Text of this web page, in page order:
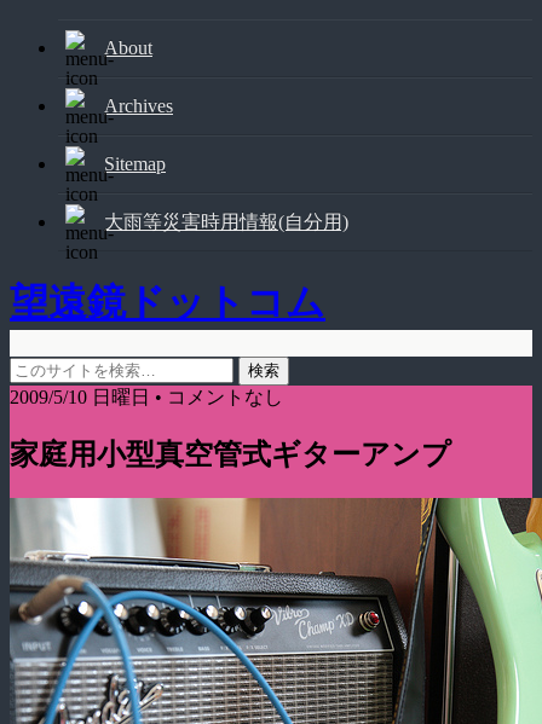
About
Archives
Sitemap
大雨等災害時用情報(自分用)
望遠鏡ドットコム
2009/5/10 日曜日 • コメントなし
家庭用小型真空管式ギターアンプ